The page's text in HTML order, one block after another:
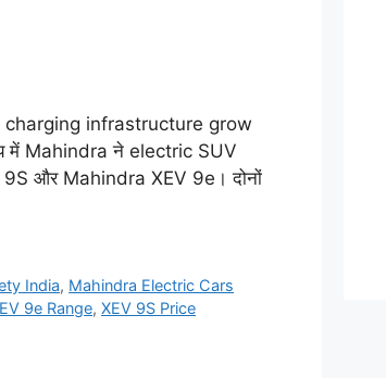
charging infrastructure grow
में Mahindra ने electric SUV
और Mahindra XEV 9e। दोनों
India, Mahindra Electric Cars
9e Range, XEV 9S Price